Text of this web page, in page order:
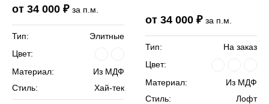
от 34 000 ₽ за п.м.
Тип:
Элитные
Цвет:
Материал:
Из МДФ
Стиль:
Хай-тек
от 34 000 ₽ за п.м.
Тип:
На заказ
Цвет:
Материал:
Из МДФ
Стиль:
Лофт